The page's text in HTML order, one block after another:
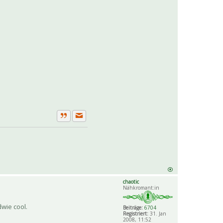
ZitatPrivate Nachricht senden
chaotic
Nähkromant:in
Beiträge: 6704
Registriert: 31. Jan
2008, 11:52
cool.